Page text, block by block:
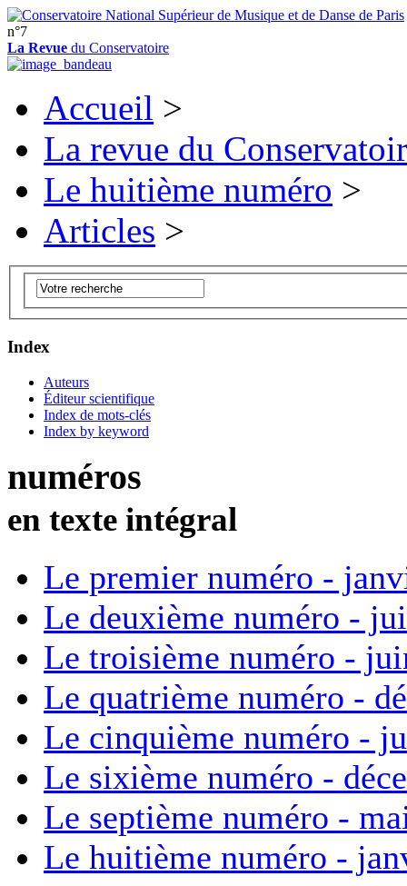
n°7
La Revue du Conservatoire
Accueil >
La revue du
Le huitième numéro >
Articles >
Index
Auteurs
Éditeur scientifique
Index de mots-clés
Index by keyword
numéros
en texte intégral
Le premier numéro -
Le deuxième numéro -
Le troisième numéro -
Le quatrième numéro -
Le cinquième numéro -
Le sixième numéro -
Le septième numéro -
Le huitième numéro -